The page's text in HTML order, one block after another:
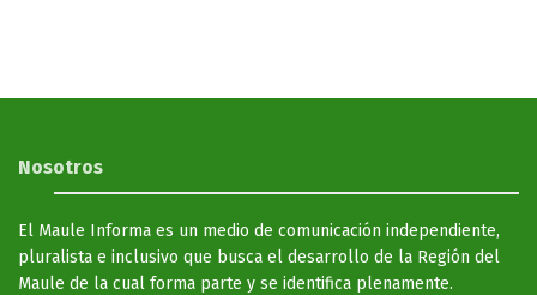
Nosotros
El Maule Informa es un medio de comunicación independiente,
pluralista e inclusivo que busca el desarrollo de la Región del
Maule de la cual forma parte y se identifica plenamente.